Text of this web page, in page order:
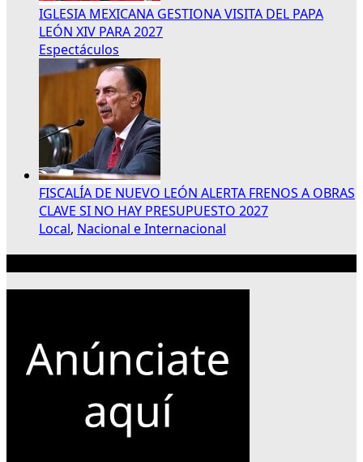
IGLESIA MEXICANA GESTIONA VISITA DEL PAPA
LEÓN XIV PARA 2027
Espectáculos
FISCALÍA DE NUEVO LEÓN ALERTA FRENOS A OBRAS
CLAVE SI NO HAY PRESUPUESTO 2027
Local, Nacional e Internacional